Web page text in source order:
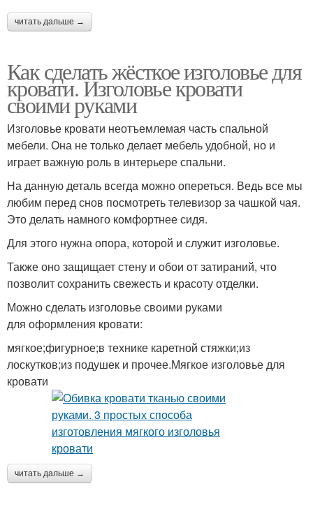
читать дальше →
Как сделать жёсткое изголовье для
кровати. Изголовье кровати
своими руками
Изголовье кровати неотъемлемая часть спальной
мебели. Она не только делает мебель удобной, но и
играет важную роль в интерьере спальни.
На данную деталь всегда можно опереться. Ведь все мы
любим перед снов посмотреть телевизор за чашкой чая.
Это делать намного комфортнее сидя.
Для этого нужна опора, которой и служит изголовье.
Также оно защищает стену и обои от затираний, что
позволит сохранить свежесть и красоту отделки.
Можно сделать изголовье своими руками
для оформления кровати:
мягкое;фигурное;в технике каретной стяжки;из
лоскутков;из подушек и прочее.Мягкое изголовье для
кровати
читать дальше →